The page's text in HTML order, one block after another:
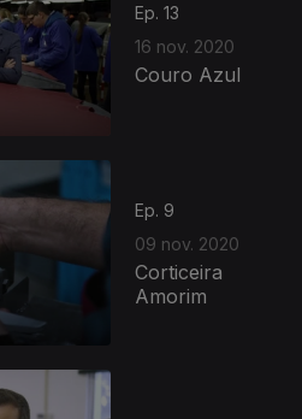
Ep. 13
16 nov. 2020
Couro Azul
Ep. 9
09 nov. 2020
Corticeira
Amorim